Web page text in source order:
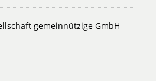
gemeinnützige GmbH